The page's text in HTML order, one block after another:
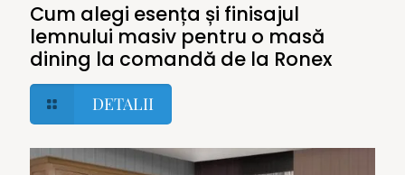
Cum alegi esența și finisajul
lemnului masiv pentru o masă
dining la comandă de la Ronex
DETALII